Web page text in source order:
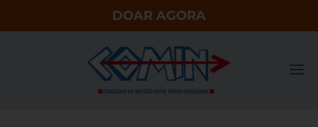
DOAR AGORA